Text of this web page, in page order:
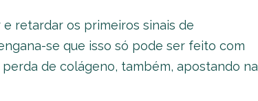
retardar os primeiros sinais de
se que isso só pode ser feito com
de colágeno, também, apostando na